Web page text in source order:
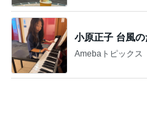
小原正子 台風
Amebaトピックス